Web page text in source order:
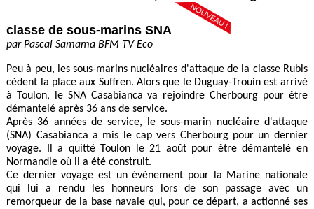
classe de sous-marins SNA
par Pascal Samama BFM TV Eco
Peu à peu, les sous-marins nucléaires d'attaque de la classe Rubis
cèdent la place aux Suffren. Alors que le Duguay-Trouin est arrivé
à Toulon, le SNA Casabianca va rejoindre Cherbourg pour être
démantelé après 36 ans de service.
Après 36 années de service, le sous-marin nucléaire d'attaque
(SNA) Casabianca a mis le cap vers Cherbourg pour un dernier
voyage. Il a quitté Toulon le 21 août pour être démantelé en
Normandie où il a été construit.
Ce dernier voyage est un évènement pour la Marine nationale
qui lui a rendu les honneurs lors de son passage avec un
remorqueur de la base navale qui, pour ce départ, a actionné ses